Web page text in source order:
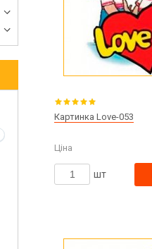
Картинка Love-053
Ціна
шт